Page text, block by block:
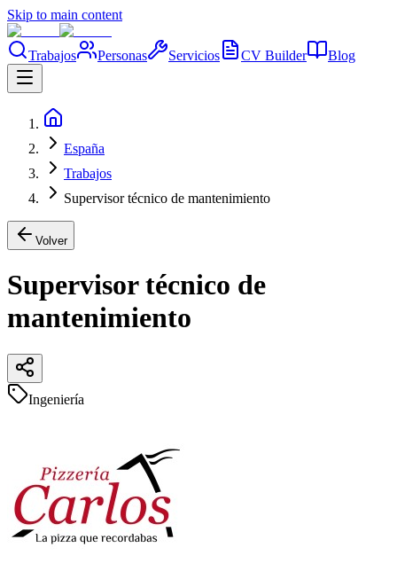
Skip to main content
Trabajos Personas Servicios CV Builder Blog
España
Trabajos
Supervisor técnico de mantenimiento
Volver
Supervisor técnico de
mantenimiento
Ingeniería